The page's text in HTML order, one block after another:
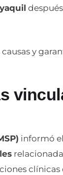
y
informó
clínicas